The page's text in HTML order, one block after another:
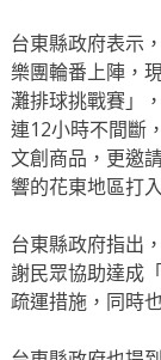
台東縣政府表示
樂團輪番上陣，
灘排球挑戰賽」
連12小時不間斷
文創商品，更邀
響的花東地區打
台東縣政府指出
謝民眾協助達成
疏運措施，同時